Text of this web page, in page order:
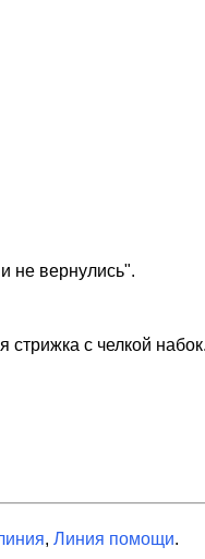
не вернулись".
с челкой набок.
,Линия помощи.